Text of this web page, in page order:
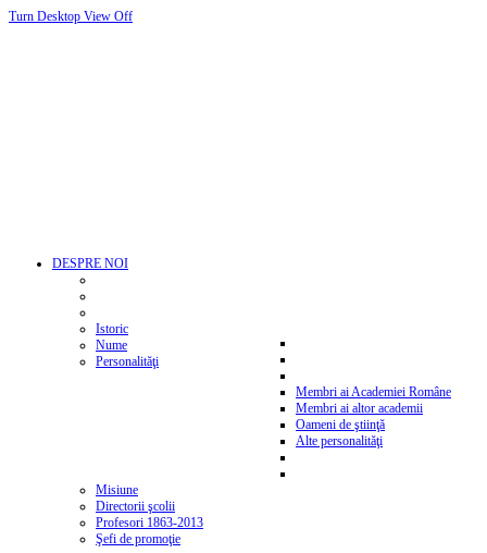
Turn Desktop View Off
DESPRE NOI
Istoric
Nume
Personalităţi
Membri ai Academiei Române
Membri ai altor academii
Oameni de ştiinţă
Alte personalităţi
Misiune
Directorii şcolii
Profesori 1863-2013
Şefi de promoţie